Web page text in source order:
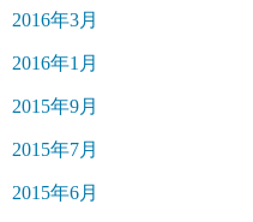
2016年3月
2016年1月
2015年9月
2015年7月
2015年6月